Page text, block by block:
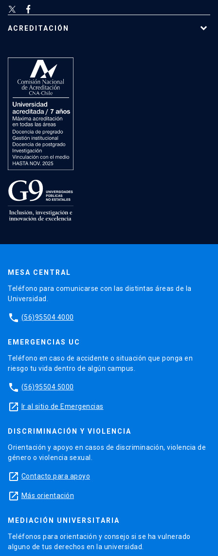
ACREDITACIÓN
MESA CENTRAL
Teléfono para comunicarse con las distintas áreas de la
Universidad.
phone (56)95504 4000
EMERGENCIAS UC
Teléfono en caso de accidente o situación que ponga en
riesgo tu vida dentro de algún campus.
phone (56)95504 5000
launch Ir al sitio de Emergencias
DISCRIMINACIÓN Y VIOLENCIA
Orientación y apoyo en casos de discriminación, violencia de
género o violencia sexual.
launch Contacto para apoyo
launch Más orientación
MEDIACIÓN UNIVERSITARIA
Teléfonos para orientación y consejo si se ha vulnerado
alguno de tus derechos en la universidad.